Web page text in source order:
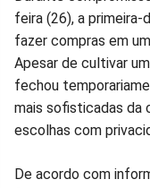
feira (26), a primeira-
fazer compras em
Apesar de cultivar
fechou
mais sofisticadas da
escolhas com
De acordo com